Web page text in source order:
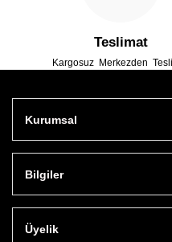
Teslimat
Kargosuz Merkezden
Kurumsal
Bilgiler
Üyelik